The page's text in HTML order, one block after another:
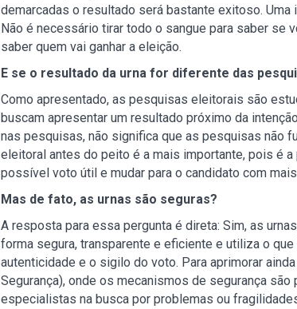
demarcadas o resultado será bastante exitoso.
Não é necessário tirar todo o sangue para saber se
saber quem vai ganhar a eleição.
E se o resultado da urna for diferente das
Como apresentado, as pesquisas eleitorais são
buscam apresentar um resultado próximo da
nas pesquisas, não significa que as pesquisas não
eleitoral antes do peito é a mais importante, pois é
possível voto útil e mudar para o candidato com
Mas de fato, as urnas são seguras?
A resposta para essa pergunta é direta: Sim, as
forma segura, transparente e eficiente e utiliza o
autenticidade e o sigilo do voto. Para aprimorar
Segurança), onde os mecanismos de segurança
especialistas na busca por problemas ou